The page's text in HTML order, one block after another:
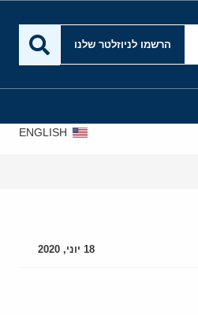
הרשמו לניוזלטר שלנו
ENGLISH
18 יוני, 2020